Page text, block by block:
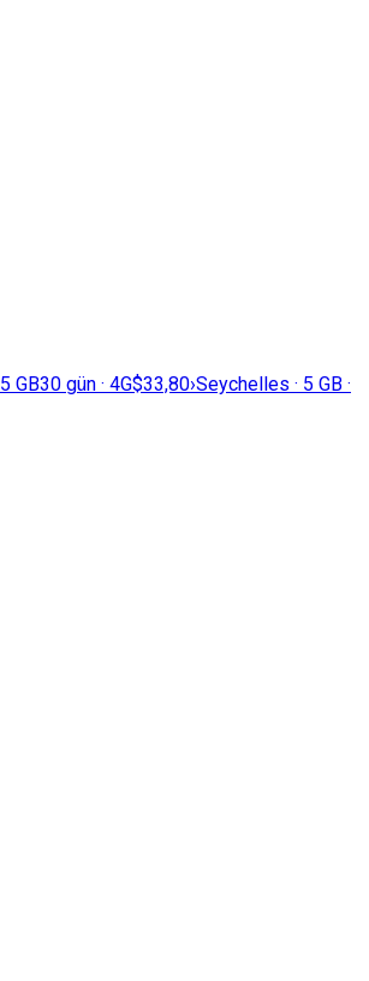
5 GB30 gün · 4G$33,80›Seychelles · 5 GB ·